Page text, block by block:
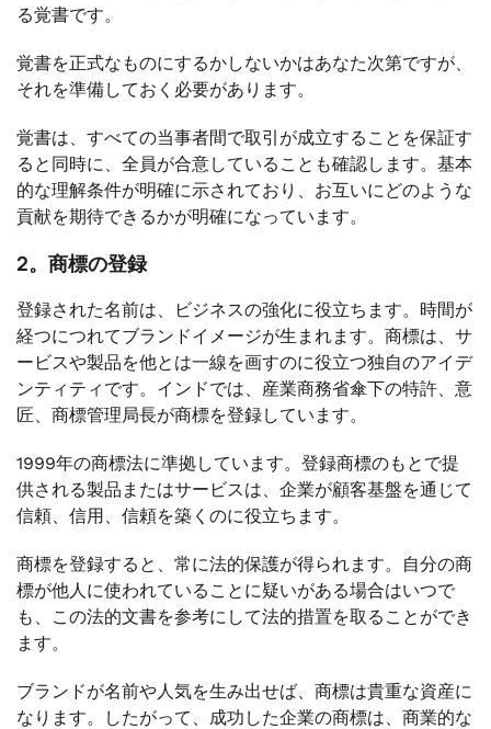
る覚書です。
覚書を正式なものにするかしないかはあなた次第ですが、
それを準備しておく必要があります。
覚書は、すべての当事者間で取引が成立することを保証す
ると同時に、全員が合意していることも確認します。基本
的な理解条件が明確に示されており、お互いにどのような
貢献を期待できるかが明確になっています。
2。商標の登録
登録された名前は、ビジネスの強化に役立ちます。時間が
経つにつれてブランドイメージが生まれます。商標は、サ
ービスや製品を他とは一線を画すのに役立つ独自のアイデ
ンティティです。インドでは、産業商務省傘下の特許、意
匠、商標管理局長が商標を登録しています。
1999年の商標法に準拠しています。登録商標のもとで提
供される製品またはサービスは、企業が顧客基盤を通じて
信頼、信用、信頼を築くのに役立ちます。
商標を登録すると、常に法的保護が得られます。自分の商
標が他人に使われていることに疑いがある場合はいつで
も、この法的文書を参考にして法的措置を取ることができ
ます。
ブランドが名前や人気を生み出せば、商標は貴重な資産に
なります。したがって、成功した企業の商標は、商業的な